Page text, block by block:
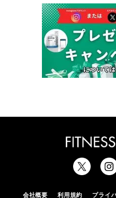
会社概要 利用規約 プライ